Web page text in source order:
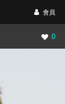
會員
瀏覽
0